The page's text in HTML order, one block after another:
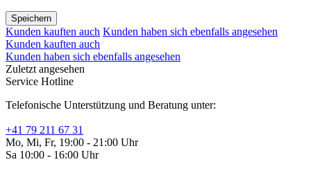
Speichern
Kunden kauften auch Kunden haben sich ebenfalls angesehen
Kunden kauften auch
Kunden haben sich ebenfalls angesehen
Zuletzt angesehen
Service Hotline
Telefonische Unterstützung und Beratung unter:
+41 79 211 67 31
Mo, Mi, Fr, 19:00 - 21:00 Uhr
Sa 10:00 - 16:00 Uhr